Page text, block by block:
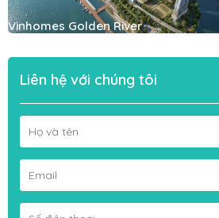
Vinhomes Golden River
Liên hệ với chúng tôi